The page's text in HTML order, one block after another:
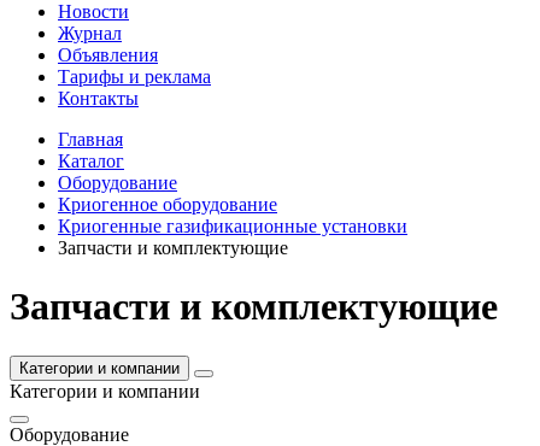
Новости
Журнал
Объявления
Тарифы и реклама
Контакты
Главная
Каталог
Оборудование
Криогенное оборудование
Криогенные газификационные установки
Запчасти и комплектующие
Запчасти и комплектующие
Категории и компании
Категории и компании
Оборудование